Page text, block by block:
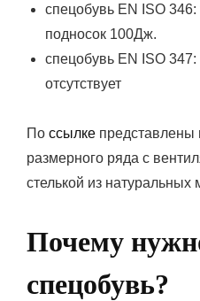
спецобувь EN ISO
подносок 100Дж.
спецобувь EN ISO
отсутствует
По ссылке представлены
размерного ряда с
стелькой из натуральных
Почему
спецобувь?